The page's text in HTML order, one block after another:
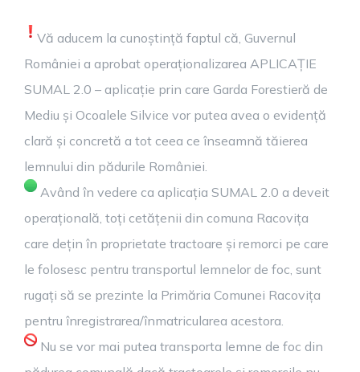
Vă aducem la cunoștință faptul că, Guvernul
României a aprobat operaționalizarea APLICAȚIE
SUMAL 2.0 – aplicație prin care Garda Forestieră de
Mediu și Ocoalele Silvice vor putea avea o evidență
clară și concretă a tot ceea ce înseamnă tăierea
lemnului din pădurile României.
Având în vedere ca aplicația SUMAL 2.0 a deveit
operațională, toți cetățenii din comuna Racovița
care dețin în proprietate tractoare și remorci pe care
le folosesc pentru transportul lemnelor de foc, sunt
rugați să se prezinte la Primăria Comunei Racovița
pentru înregistrarea/înmatricularea acestora.
Nu se vor mai putea transporta lemne de foc din